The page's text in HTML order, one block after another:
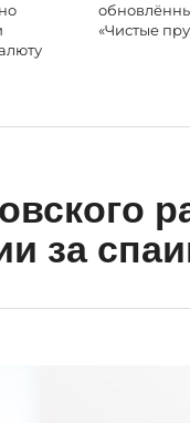
«Чистые
за